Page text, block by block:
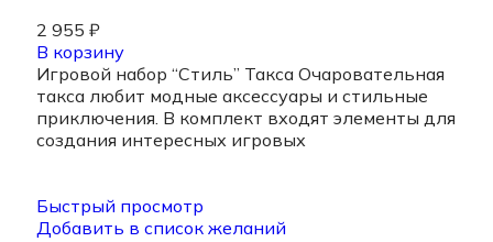
2 955 ₽
В корзину
Игровой набор “Стиль” Такса Очаровательная
такса любит модные аксессуары и стильные
приключения. В комплект входят элементы для
создания интересных игровых
Быстрый просмотр
Добавить в список желаний